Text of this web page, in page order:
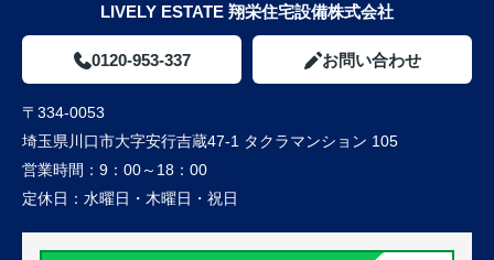
LIVELY ESTATE 翔栄住宅設備株式会社
0120-953-337 お問い合わせ
〒334-0053
埼玉県川口市大字安行吉蔵47-1 タクラマンション 105
営業時間： 9：00～18：00
定休日： 水曜日・木曜日・祝日